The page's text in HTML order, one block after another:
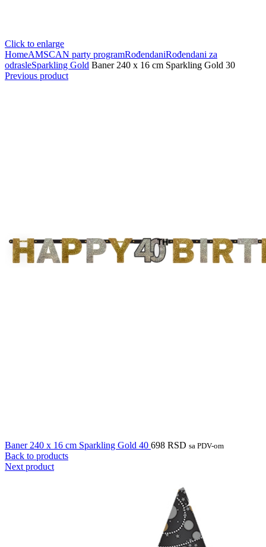
Click to enlarge
HomeAMSCAN party programRođendaniRođendani za
odrasleSparkling Gold Baner 240 x 16 cm Sparkling Gold 30
Previous product
Baner 240 x 16 cm Sparkling Gold 40 698 RSD sa PDV-om
Back to products
Next product